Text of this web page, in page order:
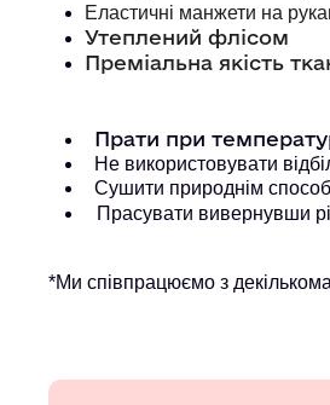
Еластичні манжети на
Утеплений флісом
Преміальна якість
Прати при
Не використовувати
Сушити природнім
Прасувати вивернувши
*Ми співпрацюємо з